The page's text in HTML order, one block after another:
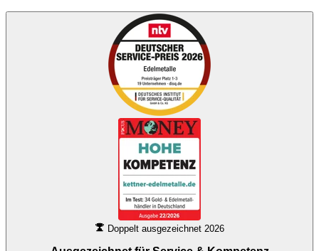
Doppelt ausgezeichnet 2026